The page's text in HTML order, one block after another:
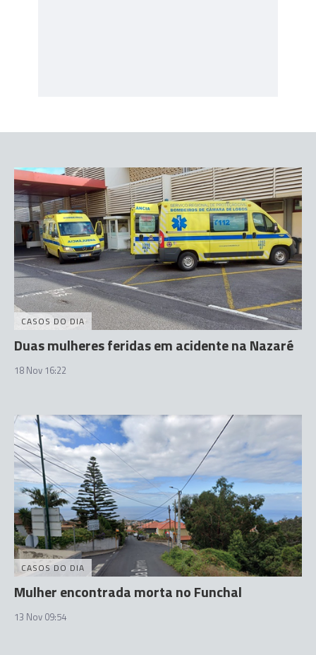
CASOS DO DIA
Duas mulheres feridas em acidente na Nazaré
18 Nov 16:22
CASOS DO DIA
Mulher encontrada morta no Funchal
13 Nov 09:54